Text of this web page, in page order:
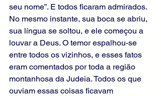
seu nome”. E todos ficaram admirados.
No mesmo instante, sua boca se abriu,
sua língua se soltou, e ele começou a
louvar a Deus. O temor espalhou-se
entre todos os vizinhos, e esses fatos
eram comentados por toda a região
montanhosa da Judeia. Todos os que
ouviam essas coisas ficavam